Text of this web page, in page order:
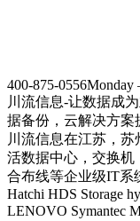
400-875-0556Monday
川流信息-让数据成
据备份，云解决方案
川流信息在江苏，
活数据中心，交换机
合布线等企业级IT系
Hatchi HDS Storage
LENOVO Symantec